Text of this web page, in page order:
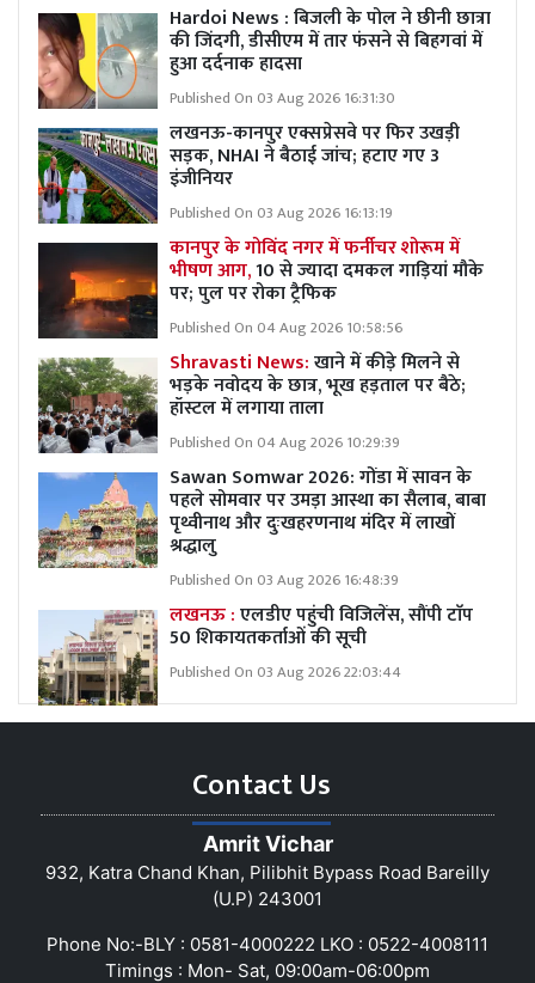
Hardoi News : बिजली के पोल ने छीनी छात्रा
की जिंदगी, डीसीएम में तार फंसने से बिहगवां में
हुआ दर्दनाक हादसा
Published On 03 Aug 2026 16:31:30
लखनऊ-कानपुर एक्सप्रेसवे पर फिर उखड़ी
सड़क, NHAI ने बैठाई जांच; हटाए गए 3
इंजीनियर
Published On 03 Aug 2026 16:13:19
कानपुर के गोविंद नगर में फर्नीचर शोरूम में
भीषण आग,10 से ज्यादा दमकल गाड़ियां मौके
पर; पुल पर रोका ट्रैफिक
Published On 04 Aug 2026 10:58:56
Shravasti News:खाने में कीड़े मिलने से
भड़के नवोदय के छात्र, भूख हड़ताल पर बैठे;
हॉस्टल में लगाया ताला
Published On 04 Aug 2026 10:29:39
Sawan Somwar 2026: गोंडा में सावन के
पहले सोमवार पर उमड़ा आस्था का सैलाब, बाबा
पृथ्वीनाथ और दुःखहरणनाथ मंदिर में लाखों
श्रद्धालु
Published On 03 Aug 2026 16:48:39
लखनऊ :एलडीए पहुंची विजिलेंस, सौंपी टाॅप
50 शिकायतकर्ताओं की सूची
Published On 03 Aug 2026 22:03:44
Contact Us
Amrit Vichar
932, Katra Chand Khan, Pilibhit Bypass Road Bareilly
(U.P) 243001
Phone No:-BLY : 0581-4000222 LKO : 0522-4008111
Timings : Mon- Sat, 09:00am-06:00pm